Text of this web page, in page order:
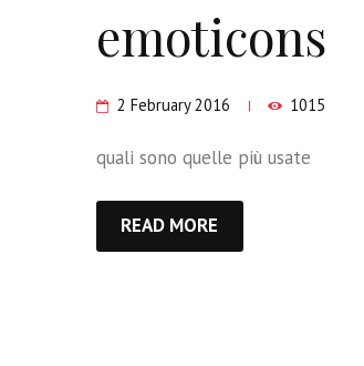
emoticons
2 February 2016 1015
quali sono quelle più usate
READ MORE